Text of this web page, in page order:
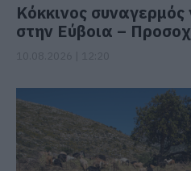
Κόκκινος
στην Εύβοια –